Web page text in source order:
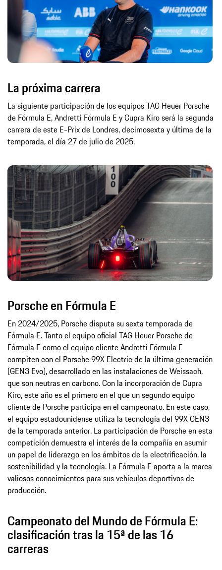
La próxima carrera
La siguiente participación de los equipos TAG Heuer Porsche
de Fórmula E, Andretti Fórmula E y Cupra Kiro será la segunda
carrera de este E-Prix de Londres, decimosexta y última de la
temporada, el día 27 de julio de 2025.
Porsche en Fórmula E
En 2024/2025, Porsche disputa su sexta temporada de
Fórmula E. Tanto el equipo oficial TAG Heuer Porsche de
Fórmula E como el equipo cliente Andretti Fórmula E
compiten con el Porsche 99X Electric de la última generación
(GEN3 Evo), desarrollado en las instalaciones de Weissach,
que son neutras en carbono. Con la incorporación de Cupra
Kiro, este año es el primero en el que un segundo equipo
cliente de Porsche participa en el campeonato. En este caso,
el equipo estadounidense utiliza la tecnología del 99X GEN3
de la temporada anterior. La participación de Porsche en esta
competición demuestra el interés de la compañía en asumir
un papel de liderazgo en los ámbitos de la electrificación, la
sostenibilidad y la tecnología. La Fórmula E aporta a la marca
valiosos conocimientos para sus vehículos deportivos de
producción.
Campeonato del Mundo de Fórmula E:
clasificación tras la 15ª de las 16
carreras